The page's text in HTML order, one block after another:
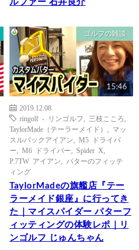
ルファー 石井良介
ゴルフの雑談
15:46
2019.12.08
ringolf - リンゴルフ
三枝こころ
TaylorMade（テーラーメイド）
マッ
スルバックアイアン
M5 ドライバ
ー
M6 ドライバー Spider X
P.7TW アイアン
パターのフィッテ
ィング
TaylorMadeの旗艦店『テー
ラーメイド銀座』に行ってき
た｜マイスパイダー パターフ
ィッティングの体験レポ｜リ
ンゴルフ じゅんちゃん